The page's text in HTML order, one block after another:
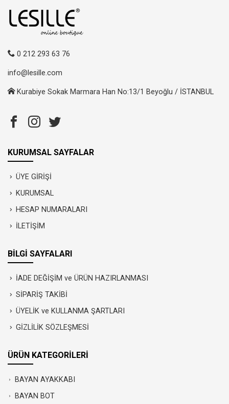
0 212 293 63 76
info@lesille.com
Kurabiye Sokak Marmara Han No:13/1 Beyoğlu / İSTANBUL
KURUMSAL SAYFALAR
ÜYE GİRİŞİ
KURUMSAL
HESAP NUMARALARI
İLETİŞİM
BİLGİ SAYFALARI
İADE DEĞİŞİM ve ÜRÜN HAZIRLANMASI
SİPARİŞ TAKİBİ
ÜYELİK ve KULLANMA ŞARTLARI
GİZLİLİK SÖZLEŞMESİ
ÜRÜN KATEGORİLERİ
BAYAN AYAKKABI
BAYAN BOT